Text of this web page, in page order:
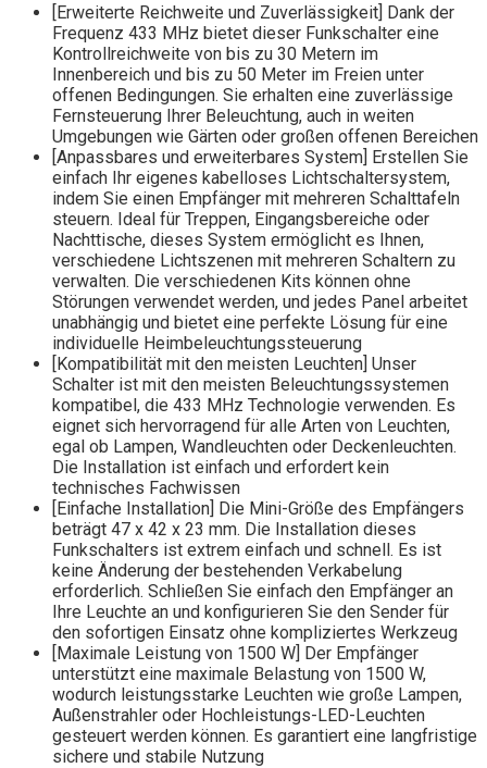
[Erweiterte Reichweite und Zuverlässigkeit] Dank der
Frequenz 433 MHz bietet dieser Funkschalter eine
Kontrollreichweite von bis zu 30 Metern im
Innenbereich und bis zu 50 Meter im Freien unter
offenen Bedingungen. Sie erhalten eine zuverlässige
Fernsteuerung Ihrer Beleuchtung, auch in weiten
Umgebungen wie Gärten oder großen offenen Bereichen
[Anpassbares und erweiterbares System] Erstellen Sie
einfach Ihr eigenes kabelloses Lichtschaltersystem,
indem Sie einen Empfänger mit mehreren Schalttafeln
steuern. Ideal für Treppen, Eingangsbereiche oder
Nachttische, dieses System ermöglicht es Ihnen,
verschiedene Lichtszenen mit mehreren Schaltern zu
verwalten. Die verschiedenen Kits können ohne
Störungen verwendet werden, und jedes Panel arbeitet
unabhängig und bietet eine perfekte Lösung für eine
individuelle Heimbeleuchtungssteuerung
[Kompatibilität mit den meisten Leuchten] Unser
Schalter ist mit den meisten Beleuchtungssystemen
kompatibel, die 433 MHz Technologie verwenden. Es
eignet sich hervorragend für alle Arten von Leuchten,
egal ob Lampen, Wandleuchten oder Deckenleuchten.
Die Installation ist einfach und erfordert kein
technisches Fachwissen
[Einfache Installation] Die Mini-Größe des Empfängers
beträgt 47 x 42 x 23 mm. Die Installation dieses
Funkschalters ist extrem einfach und schnell. Es ist
keine Änderung der bestehenden Verkabelung
erforderlich. Schließen Sie einfach den Empfänger an
Ihre Leuchte an und konfigurieren Sie den Sender für
den sofortigen Einsatz ohne kompliziertes Werkzeug
[Maximale Leistung von 1500 W] Der Empfänger
unterstützt eine maximale Belastung von 1500 W,
wodurch leistungsstarke Leuchten wie große Lampen,
Außenstrahler oder Hochleistungs-LED-Leuchten
gesteuert werden können. Es garantiert eine langfristige
sichere und stabile Nutzung